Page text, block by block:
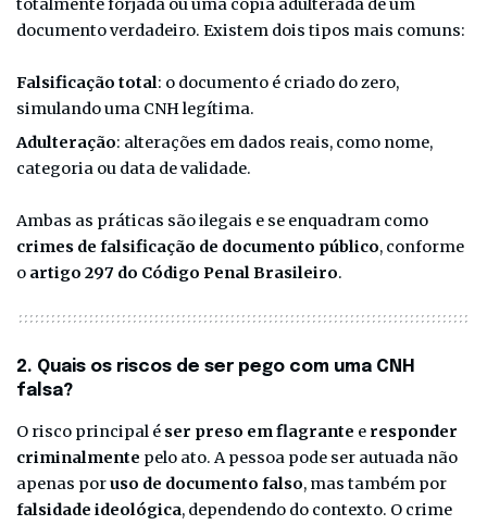
totalmente forjada ou uma cópia adulterada de um
documento verdadeiro. Existem dois tipos mais comuns:
Falsificação total: o documento é criado do zero,
simulando uma CNH legítima.
Adulteração: alterações em dados reais, como nome,
categoria ou data de validade.
Ambas as práticas são ilegais e se enquadram como
crimes de falsificação de documento público, conforme
o artigo 297 do Código Penal Brasileiro.
2. Quais os riscos de ser pego com uma CNH
falsa?
O risco principal é ser preso em flagrante e responder
criminalmente pelo ato. A pessoa pode ser autuada não
apenas poruso de documento falso, mas também por
falsidade ideológica, dependendo do contexto. O crime